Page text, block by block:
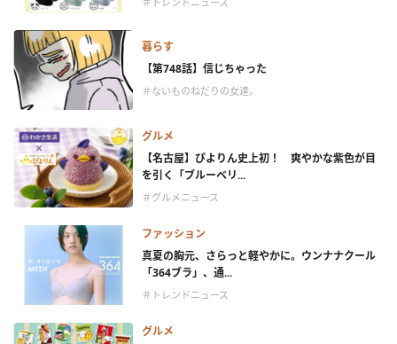
暮らす
【第748話】信じちゃった
＃ないものねだりの女達。
グルメ
【名古屋】ぴよりん史上初！ 爽やかな紫色が目
を引く「ブルーベリ...
＃グルメニュース
ファッション
真夏の胸元、さらっと軽やかに。ウンナナクール
「364ブラ」、通...
＃トレンドニュース
グルメ